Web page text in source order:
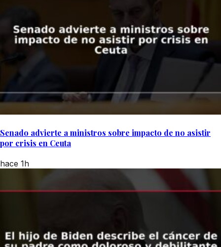
Senado advierte a ministros sobre impacto de no asistir
por crisis en Ceuta
hace 1h